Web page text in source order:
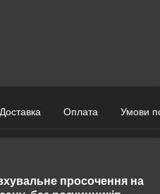
Доставка Оплата Умови
просочення на